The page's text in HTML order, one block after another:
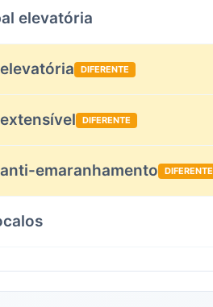
elevatória
DIFERENTE
DIFERENTE
emaranhamento DIFERENTE